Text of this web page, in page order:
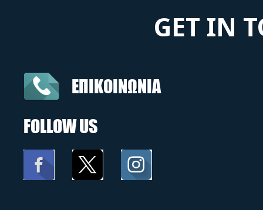
GET IN
ΕΠΙΚΟΙΝΩΝΙΑ
FOLLOW US